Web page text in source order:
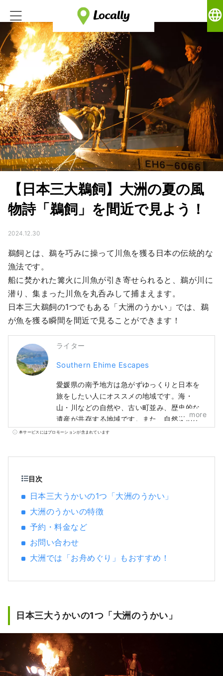
language
【日本三大鵜飼】大洲の夏の風
物詩「鵜飼」を間近で見よう！
2024.12.30
鵜飼とは、鵜を巧みに操って川魚を獲る日本の伝統的な
漁法です。
船に焚かれた篝火に川魚が引き寄せられると、鵜が川に
潜り、集まった川魚を丸呑みして捕まえます。
日本三大鵜飼の1つでもある「大洲のうかい」では、鵜
が魚を獲る瞬間を間近で見ることができます！
ライター
Southern Ehime Escapes
愛媛県の南予地方は急がずゆっくりと日本を
旅をしたい人にオススメの地域です。海・
山・川などの自然や、古い町並み、歴史的な
遺産が共存する地域です。また、自然を活か
したアクティビティも豊富で、1週間以上の長
more
本サービスにはプロモーションが含まれています
目次
日本三大うかいの1つ「大洲のうかい」
大洲のうかいの特徴
予約・料金など
お問い合わせ
大洲では「お舟めぐり」もおすすめ！
日本三大うかいの1つ「大洲のうかい」